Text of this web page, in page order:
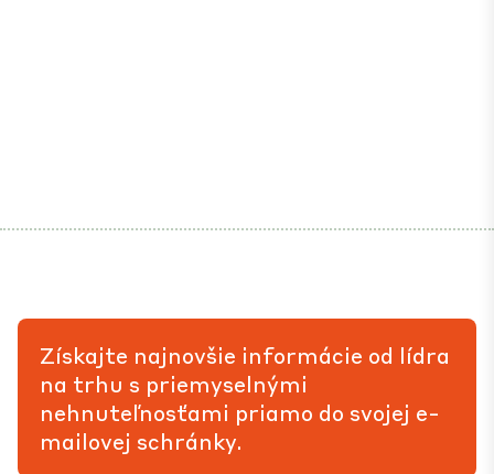
Získajte najnovšie informácie od lídra
na trhu s priemyselnými
nehnuteľnosťami priamo do svojej e-
mailovej schránky.